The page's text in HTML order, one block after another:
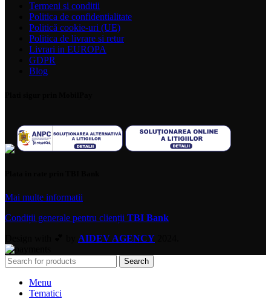
Termeni si conditii
Politica de confidentialitate
Politică cookie-uri (UE)
Politica de livrare si retur
Livrari in EUROPA
GDPR
Blog
Mai multe informatii
Condiții generale pentru clienții TBI Bank
AIDEV AGENCY
Search
Menu
Tematici